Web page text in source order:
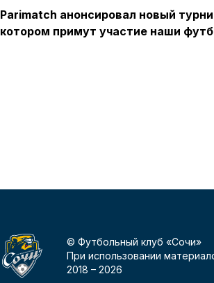
Parimatch анонсировал новый
котором примут участие наши
© Футбольный клуб «Сочи»
При использовании
2018 – 2026